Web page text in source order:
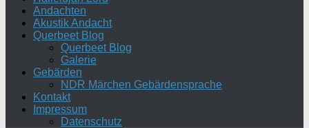
Andachten
Akustik Andacht
Querbeet Blog
Querbeet Blog
Galerie
Gebärden
NDR Märchen Gebärdensprache
Kontakt
Impressum
Datenschutz